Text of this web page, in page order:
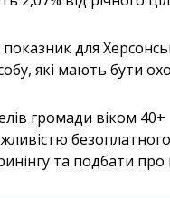
для
які мають бути
громади віком 40+
безоплатного
та подбати про